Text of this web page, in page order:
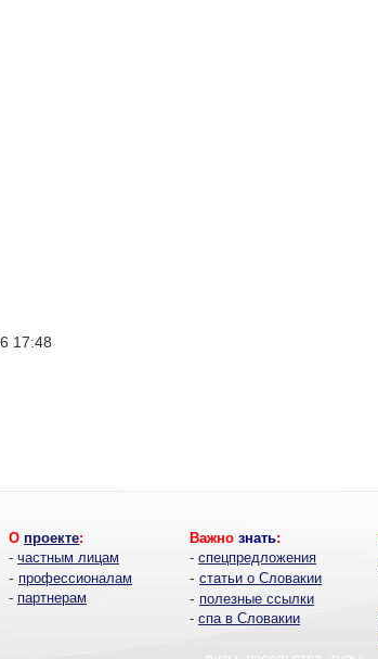
17:48
О проекте:
- частным лицам
- профессионалам
- партнерам
Важно знать:
- спецпредложения
- статьи о Словакии
- полезные ссылки
- спа в Словакии